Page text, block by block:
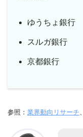
ゆうちょ銀行
スルガ銀行
京都銀行
参照： 業界動向リサーチ